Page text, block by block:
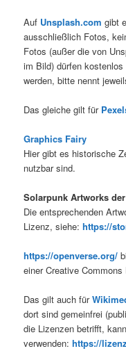
Auf Unsplash.com gibt
ausschließlich Fotos,
Fotos (außer die von
im Bild) dürfen
werden, bitte nennt
Das gleiche gilt für
Graphics Fairy
Hier gibt es historische
nutzbar sind.
Solarpunk Artworks
Die entsprechenden
Lizenz, siehe:https://
https://openverse.org/
einer Creative Commons
Das gilt auch für
dort sind gemeinfrei
die Lizenzen betrifft,
verwenden:https://